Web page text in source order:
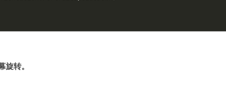
旋转。